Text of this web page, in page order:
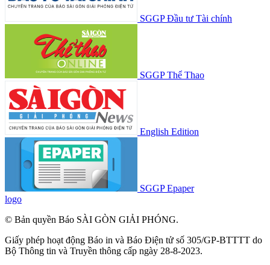
SGGP Đầu tư Tài chính
SGGP Thể Thao
English Edition
SGGP Epaper
logo
© Bản quyền Báo SÀI GÒN GIẢI PHÓNG.
Giấy phép hoạt động Báo in và Báo Điện tử số 305/GP-BTTTT do
Bộ Thông tin và Truyền thông cấp ngày 28-8-2023.